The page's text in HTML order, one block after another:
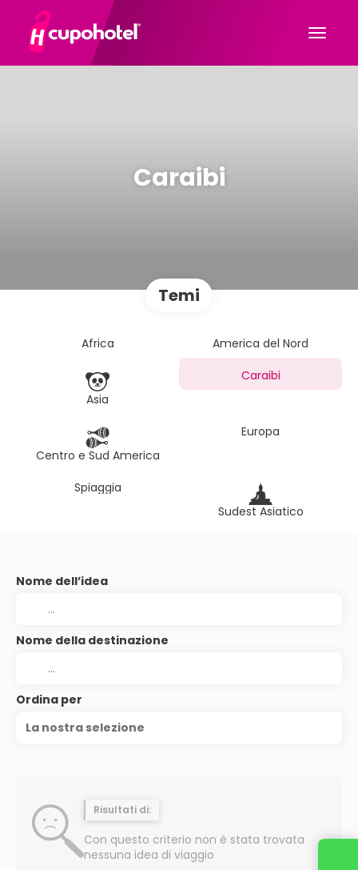
Caraibi
Temi
Africa America del Nord
Asia
Caraibi
Centro e Sud America
Europa
Spiaggia
Sudest Asiatico
Nome dell’idea
Nome della destinazione
Ordina per
La nostra selezione
Risultati di:
Con questo criterio non è stata trovata
nessuna idea di viaggio